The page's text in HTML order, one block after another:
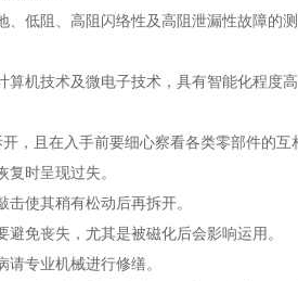
低阻、高阻闪络性及高阻泄漏性故障
机技术及微电子技术，具有智能化程度
且在入手前要细心察看各类零部件的互
时呈现过失。
使其稍有松动后再拆开。
免丧失，尤其是被磁化后会影响运用。
专业机械进行修缮。